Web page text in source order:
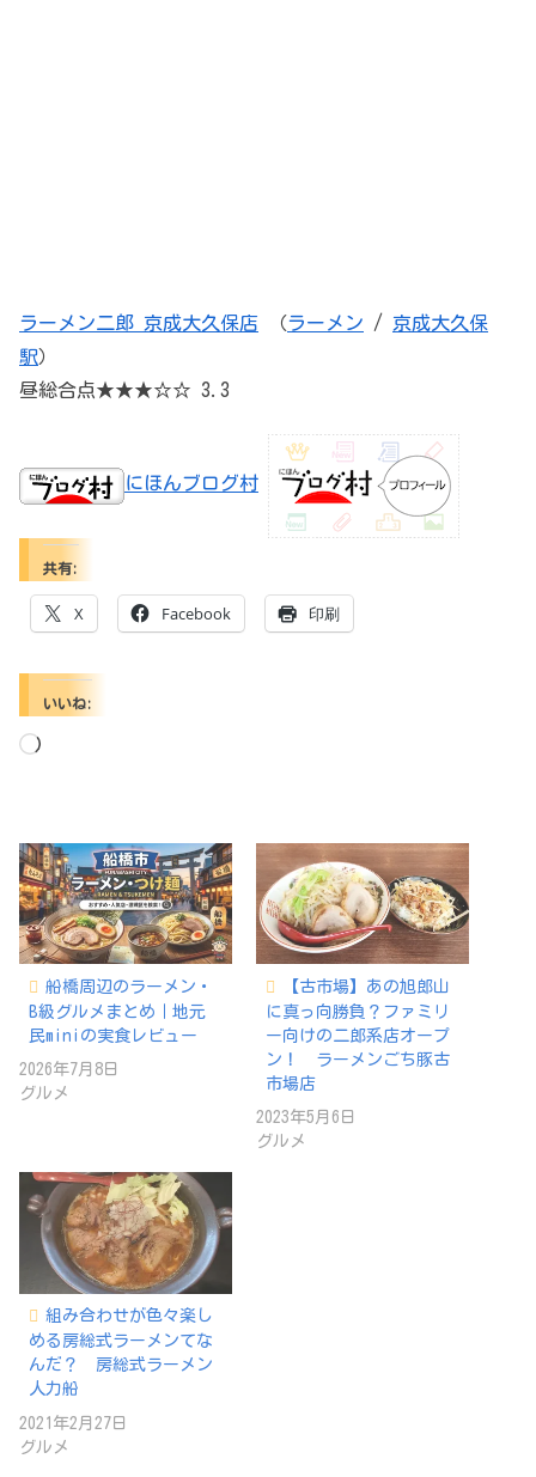
ラーメン二郎 京成大久保店 （ラーメン / 京成大久保
駅）
昼総合点★★★☆☆ 3.3
にほんブログ村
共有:
X Facebook 印刷
いいね:
読
み
中…
船橋周辺のラーメン・
B級グルメまとめ｜地元
民miniの実食レビュー
2026年7月8日
グルメ
【古市場】あの旭郎山
に真っ向勝負？ファミリ
ー向けの二郎系店オープ
ン！ ラーメンごち豚古
市場店
2023年5月6日
グルメ
組み合わせが色々楽し
める房総式ラーメンてな
んだ？ 房総式ラーメン
人力船
2021年2月27日
グルメ